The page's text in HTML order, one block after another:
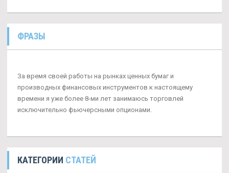
ФРАЗЫ
За время своей работы на рынках ценных бумаг и
производных финансовых инструментов к настоящему
времени я уже более 8-ми лет занимаюсь торговлей
исключительно фьючерсными опционами.
КАТЕГОРИИ СТАТЕЙ